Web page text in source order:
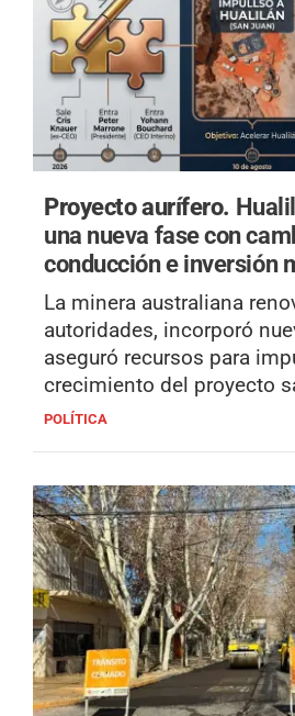
Proyecto aurífero.
una nueva fase con
conducción e inversión
La minera australiana
autoridades, incorporó
aseguró recursos para
crecimiento del proyecto
POLÍTICA